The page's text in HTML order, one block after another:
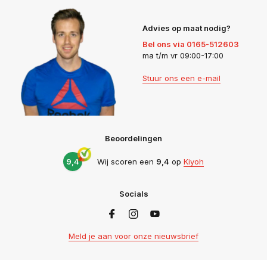
Advies op maat nodig?
Bel ons via 0165-512603
ma t/m vr 09:00-17:00
Stuur ons een e-mail
Beoordelingen
9,4 Wij scoren een 9,4 op Kiyoh
Socials
Meld je aan voor onze nieuwsbrief